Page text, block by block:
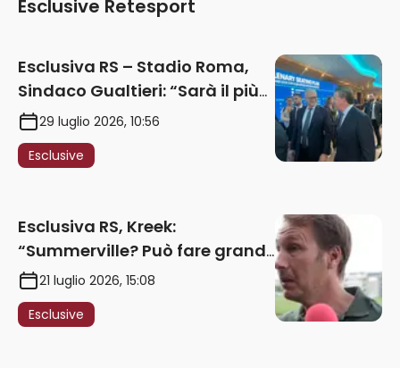
Esclusive Retesport
Esclusiva RS – Stadio Roma,
Sindaco Gualtieri: “Sarà il più
iconico del mondo. Assoluta
unità politica. Prima pietra nel
2027. Ricorsi strumentali?
29 luglio 2026, 10:56
Esclusive
Esclusiva RS, Kreek:
“Summerville? Può fare grandi
cose in Serie A. Godts deve
maturare esperienza per
giocare nella Roma”
21 luglio 2026, 15:08
Esclusive